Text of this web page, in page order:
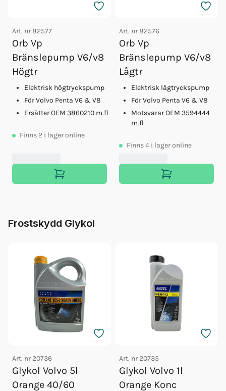
Art. nr82577
Orb Vp
Bränslepump V6/v8
Högtr
Elektrisk högtryckspump
För Volvo Penta V6 & V8
Ersätter OEM 3860210 m.fl
Finns 2 i lager online
Art. nr82576
Orb Vp
Bränslepump V6/v8
Lågtr
Elektrisk lågtryckspump
För Volvo Penta V6 & V8
Motsvarar OEM 3594444
m.fl
Finns4 i lager online
Frostskydd Glykol
Art. nr 20736
Glykol Volvo 5l
Orange 40/60
Art. nr 20735
Glykol Volvo 1l
Orange Konc